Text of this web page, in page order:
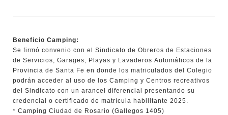
Beneficio Camping:
Se firmó convenio con el Sindicato de Obreros de Estaciones
de Servicios, Garages, Playas y Lavaderos Automáticos de la
Provincia de Santa Fe en donde los matriculados del Colegio
podrán acceder al uso de los Camping y Centros recreativos
del Sindicato con un arancel diferencial presentando su
credencial o certificado de matrícula habilitante 2025.
* Camping Ciudad de Rosario (Gallegos 1405)